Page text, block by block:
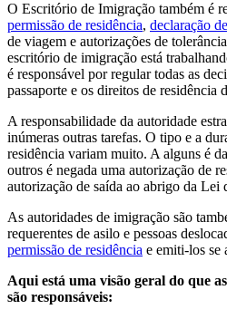
O Escritório de Imigração também é
permissão de residência, declaração
de viagem e autorizações de
escritório de imigração está
é responsável por regular todas as
passaporte e os direitos de residência
A responsabilidade da autoridade
inúmeras outras tarefas. O tipo e a
residência variam muito. A alguns é
outros é negada uma autorização de
autorização de saída ao abrigo da Lei
As autoridades de imigração são
requerentes de asilo e pessoas
permissão de residência e emiti-los se
Aqui está uma visão geral do que
são responsáveis: